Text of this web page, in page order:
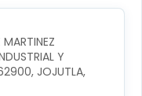
Y
JOJUTLA,